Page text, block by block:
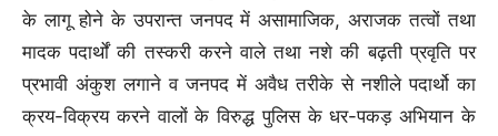
के लागू होने के उपरान्त जनपद में असामाजिक, अराजक तत्वों तथा
मादक पदार्थों की तस्करी करने वाले तथा नशे की बढ़ती प्रवृति पर
प्रभावी अंकुश लगाने व जनपद में अवैध तरीके से नशीले पदार्थो का
क्रय-विक्रय करने वालों के विरुद्ध पुलिस के धर-पकड़ अभियान के